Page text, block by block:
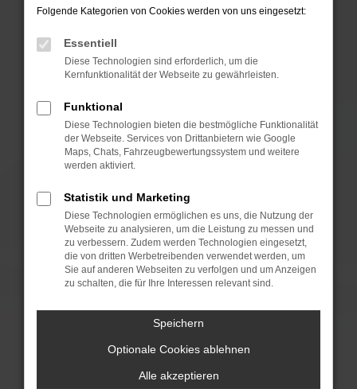
Prüfe deine Browsererweiterungen.
können das Laden bestimmter Seiten
verhindern. Funktioniert die Seite in einem
anderen Browser oder in einem privaten
Fenster?
Starte dein Gerät neu.
Das kann manchmal helfen, vorübergehende
Probleme zu beheben.
Betriebssystem auf dem neuesten Stand
sind.
Veraltete Software birgt nicht nur ein
Sicherheitsrisiko, sondern kann auch dazu
führen, dass bestimmte Funktionen nicht mehr
unterstützt werden.
Wende dich an den Webseitenbetreiber.
Wenn du alle oben genannten Schritte versucht
hast, kontaktiere uns bitte. Wir werden
uns diesen Text schicken, um uns bei der
Folgende Kategorien von Cookies werden von uns eingesetzt:
Essentiell
Diese Technologien sind erforderlich, um die
Kernfunktionalität der Webseite zu gewährleisten.
Funktional
Diese Technologien bieten die bestmögliche Funktionalität
der Webseite. Services von Drittanbietern wie Google
Maps, Chats, Fahrzeugbewertungssystem und weitere
werden aktiviert.
Statistik und Marketing
Diese Technologien ermöglichen es uns, die Nutzung der
Webseite zu analysieren, um die Leistung zu messen und
zu verbessern. Zudem werden Technologien eingesetzt,
die von dritten Werbetreibenden verwendet werden, um
Sie auf anderen Webseiten zu verfolgen und um Anzeigen
zu schalten, die für Ihre Interessen relevant sind.
Speichern
Optionale Cookies ablehnen
Alle akzeptieren